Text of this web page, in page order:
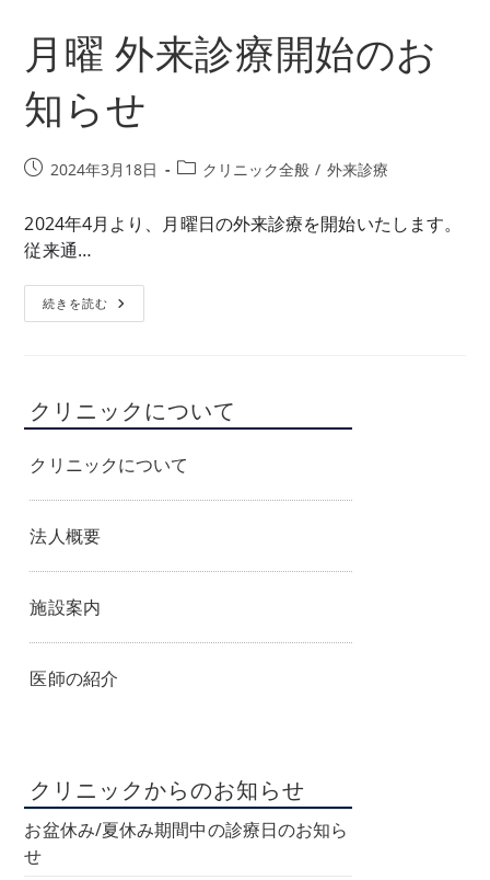
接
種
予
約
停
止
知
月曜 外来診療開始のお
知らせ
投
公
開
日:
2024年3月18日
投
カ
テ
クリニック全般 / 外来診療
2024年4月より、月曜日の外来診療を開始いたします。
従来通…
続きを読む 月
曜
始
の
知
ら
クリニックについて
クリニックについて
法人概要
施設案内
医師の紹介
クリニックからのお知らせ
お盆休み/夏休み期間中の診療日のお知ら
せ